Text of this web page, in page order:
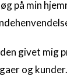
på min
givet mig
og kunder.